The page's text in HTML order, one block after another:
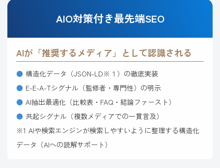
AIO対策付き最先端SEO
AIが「推奨するメディア」として認識される
構造化データ（JSON-LD※１）の徹底実装
E-E-A-Tシグナル（監修者・専門性）の明示
AI抽出最適化（比較表・FAQ・結論ファースト）
共起シグナル（複数メディアでの一貫言及）
AIや検索エンジンが検索しやすいように整理する構造化
データ（AIへの読解サポート）